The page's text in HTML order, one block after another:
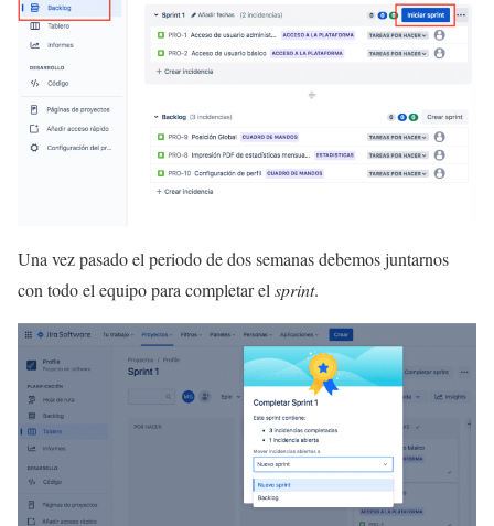
Una vez pasado el periodo de dos semanas debemos juntarnos
con todo el equipo para completar el sprint.